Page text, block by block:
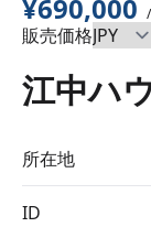
¥690,000
販売価格
江中ハ
所在地
ID